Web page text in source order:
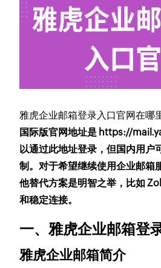
雅虎企业邮箱登录入口官网在哪
国际版官网地址是 https://
以通过此地址登录，但国内用户
制。对于希望继续使用企业邮箱
他替代方案是明智之举，比如
和稳定连接。
一、雅虎企业邮箱登
雅虎企业邮箱简介